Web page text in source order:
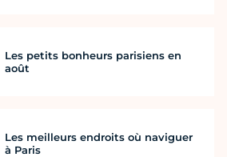
Les petits bonheurs parisiens en
août
Les meilleurs endroits où naviguer
à Paris